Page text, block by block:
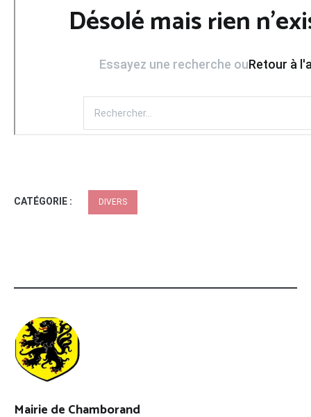
CATÉGORIE : DIVERS
Mairie de Chamborand